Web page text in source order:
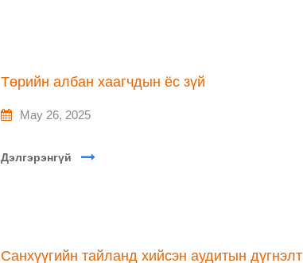
Төрийн албан хаагчдын ёс зүй
May 26, 2025
Дэлгэрэнгүй
Санхүүгийн тайланд хийсэн аудитын дүгнэлт